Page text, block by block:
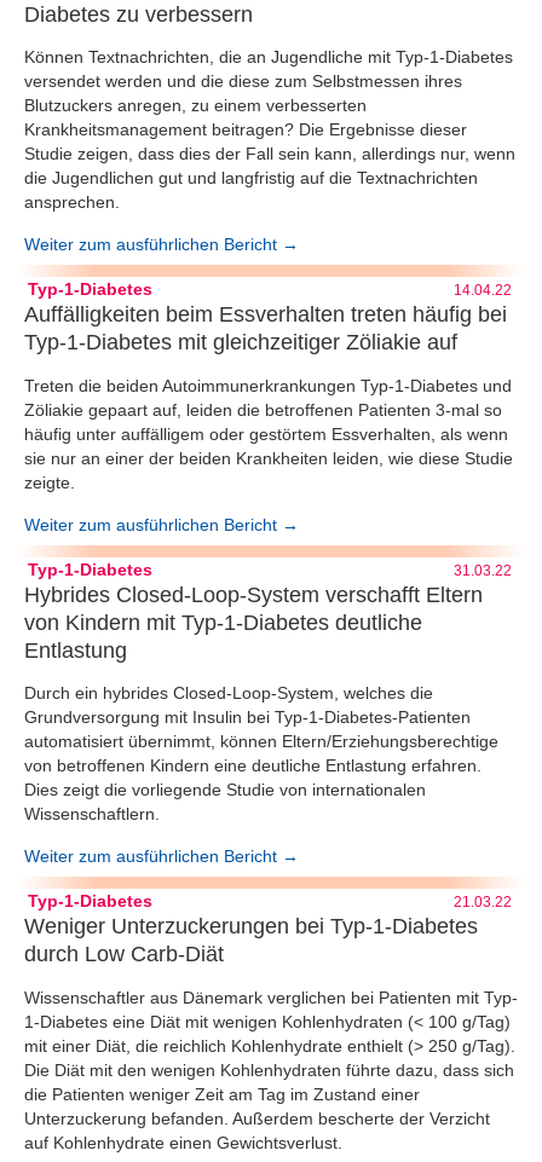
Diabetes zu verbessern
Können Textnachrichten, die an Jugendliche mit Typ-1-Diabetes
versendet werden und die diese zum Selbstmessen ihres
Blutzuckers anregen, zu einem verbesserten
Krankheitsmanagement beitragen? Die Ergebnisse dieser
Studie zeigen, dass dies der Fall sein kann, allerdings nur, wenn
die Jugendlichen gut und langfristig auf die Textnachrichten
ansprechen.
Weiter zum ausführlichen Bericht →
Typ-1-Diabetes 14.04.22
Auffälligkeiten beim Essverhalten treten häufig bei
Typ-1-Diabetes mit gleichzeitiger Zöliakie auf
Treten die beiden Autoimmunerkrankungen Typ-1-Diabetes und
Zöliakie gepaart auf, leiden die betroffenen Patienten 3-mal so
häufig unter auffälligem oder gestörtem Essverhalten, als wenn
sie nur an einer der beiden Krankheiten leiden, wie diese Studie
zeigte.
Weiter zum ausführlichen Bericht →
Typ-1-Diabetes 31.03.22
Hybrides Closed-Loop-System verschafft Eltern
von Kindern mit Typ-1-Diabetes deutliche
Entlastung
Durch ein hybrides Closed-Loop-System, welches die
Grundversorgung mit Insulin bei Typ-1-Diabetes-Patienten
automatisiert übernimmt, können Eltern/Erziehungsberechtige
von betroffenen Kindern eine deutliche Entlastung erfahren.
Dies zeigt die vorliegende Studie von internationalen
Wissenschaftlern.
Weiter zum ausführlichen Bericht →
Typ-1-Diabetes 21.03.22
Weniger Unterzuckerungen bei Typ-1-Diabetes
durch Low Carb-Diät
Wissenschaftler aus Dänemark verglichen bei Patienten mit Typ-
1-Diabetes eine Diät mit wenigen Kohlenhydraten (< 100 g/Tag)
mit einer Diät, die reichlich Kohlenhydrate enthielt (> 250 g/Tag).
Die Diät mit den wenigen Kohlenhydraten führte dazu, dass sich
die Patienten weniger Zeit am Tag im Zustand einer
Unterzuckerung befanden. Außerdem bescherte der Verzicht
auf Kohlenhydrate einen Gewichtsverlust.